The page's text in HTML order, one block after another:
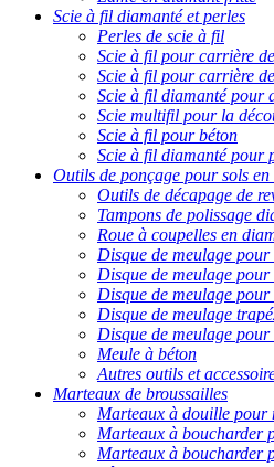
Scie à fil diamanté et perles
Perles de scie à fil
Scie à fil pour carrière
Scie à fil pour carrière
Scie à fil diamanté pour
Scie multifil pour la
Scie à fil pour béton
Scie à fil diamanté pour
Outils de ponçage pour sols en
Outils de décapage de
Tampons de polissage
Roue à coupelles en
Disque de meulage
Disque de meulage
Disque de meulage
Disque de meulage
Disque de meulage
Meule à béton
Autres outils et
Marteaux de broussailles
Marteaux à douille pour
Marteaux à boucharder
Marteaux à boucharder